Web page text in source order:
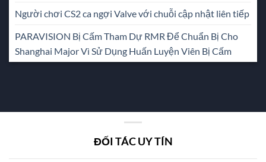
Người chơi CS2 ca ngợi Valve với chuỗi cập nhật liên tiếp
PARAVISION Bị Cấm Tham Dự RMR Để Chuẩn Bị Cho
Shanghai Major Vì Sử Dụng Huấn Luyện Viên Bị Cấm
ĐỐI TÁC UY TÍN